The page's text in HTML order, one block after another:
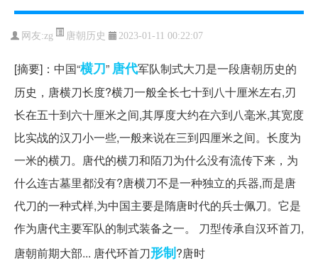
网友:zg 唐朝历史 2023-01-11 00:22:07
[摘要]：中国“横刀” 唐代军队制式大刀是一段唐朝历史的
历史，唐横刀长度?横刀一般全长七十到八十厘米左右,刃
长在五十到六十厘米之间,其厚度大约在六到八毫米,其宽度
比实战的汉刀小一些,一般来说在三到四厘米之间。长度为
一米的横刀。唐代的横刀和陌刀为什么没有流传下来，为
什么连古墓里都没有?唐横刀不是一种独立的兵器,而是唐
代刀的一种式样,为中国主要是隋唐时代的兵士佩刀。它是
作为唐代主要军队的制式装备之一。 刀型传承自汉环首刀,
唐朝前期大部... 唐代环首刀形制?唐时